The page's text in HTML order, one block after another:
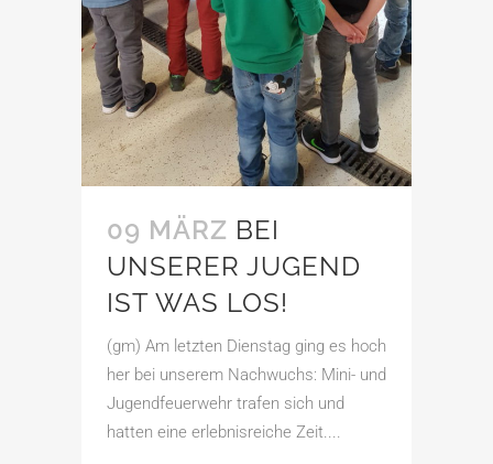
09 MÄRZ BEI
UNSERER JUGEND
IST WAS LOS!
(gm) Am letzten Dienstag ging es hoch
her bei unserem Nachwuchs: Mini- und
Jugendfeuerwehr trafen sich und
hatten eine erlebnisreiche Zeit....